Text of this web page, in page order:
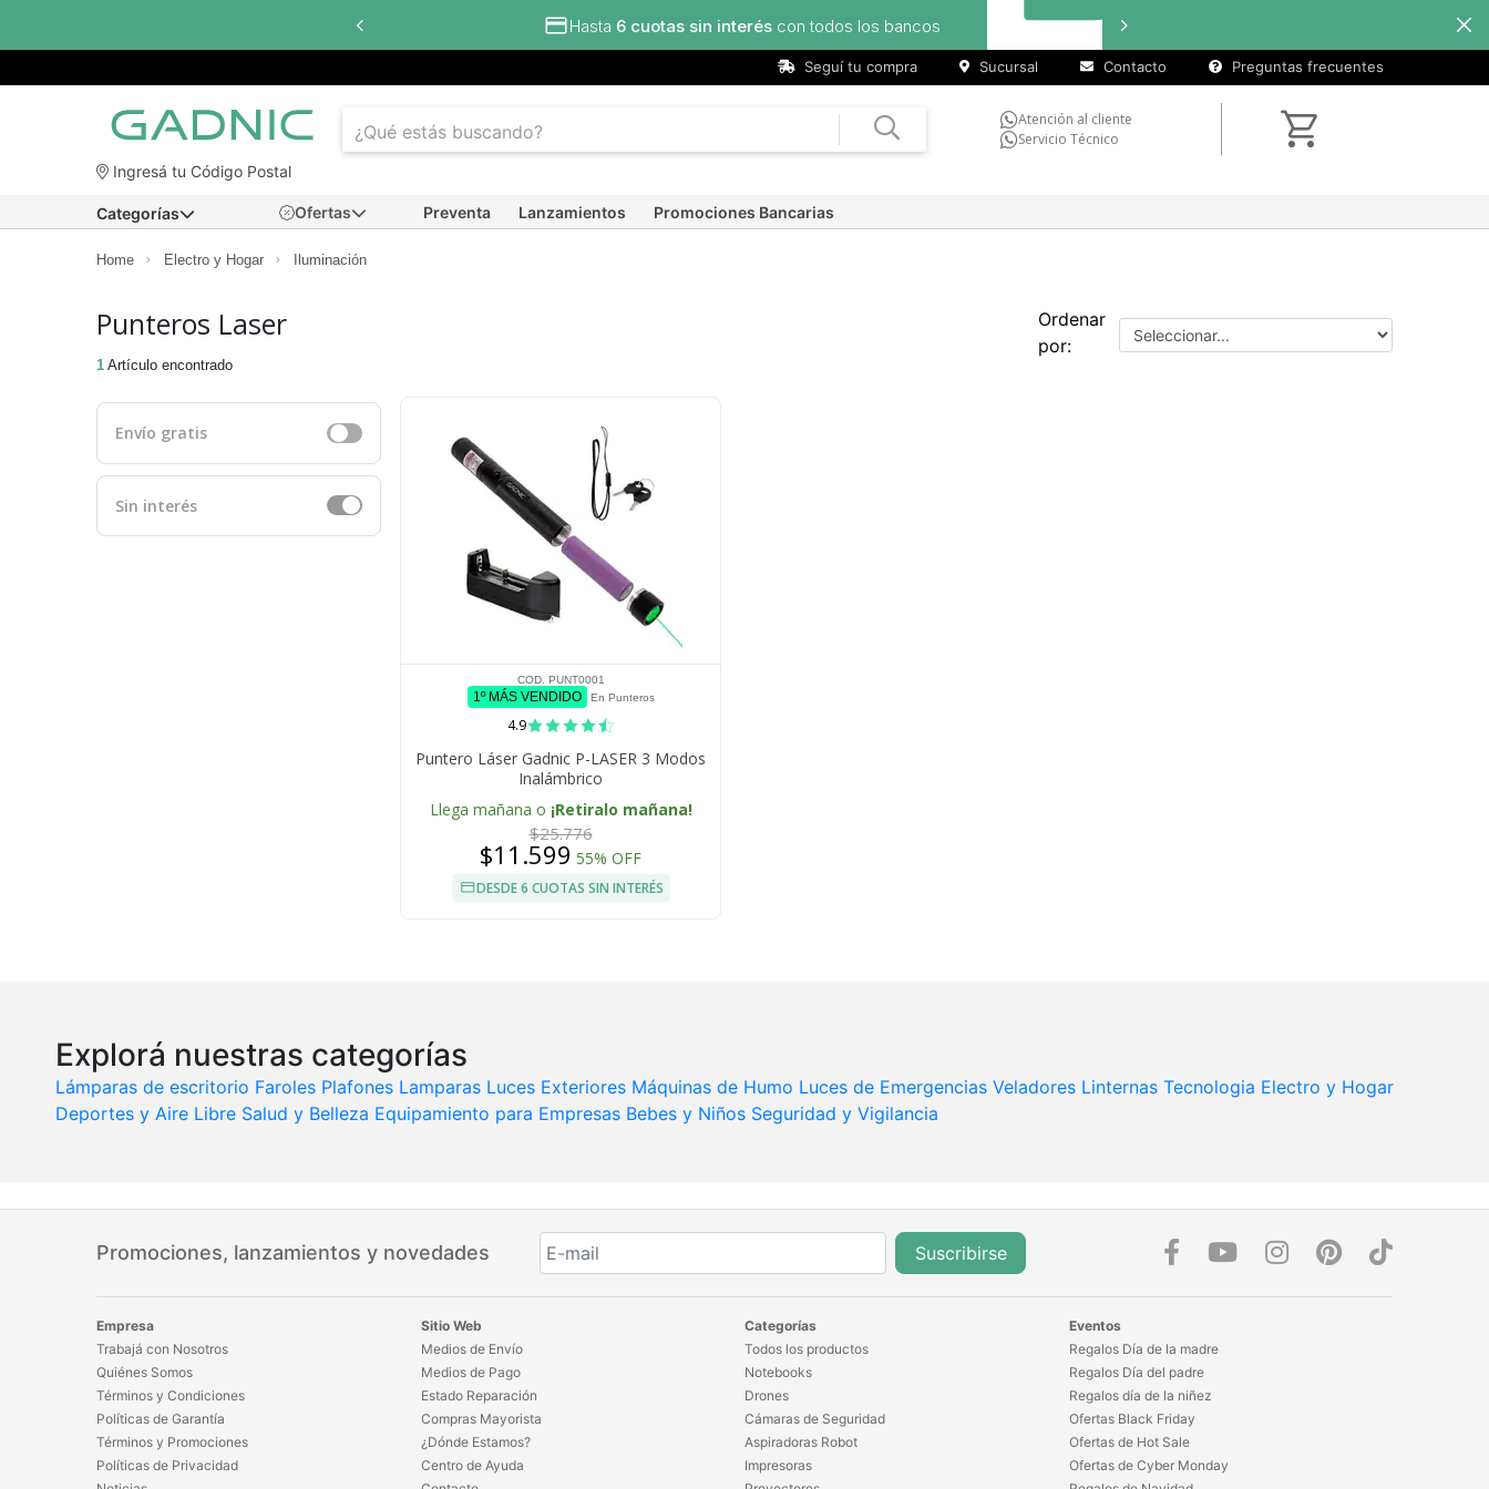
Hasta 6 cuotas sin interés con todos los bancos
Seguí tu compra Sucursal Contacto Preguntas frecuentes
Atención al cliente
Servicio Técnico
Ingresá tu Código Postal
Ofertas Preventa Lanzamientos Promociones Bancarias
Categorías
Home Electro y Hogar Iluminación
Punteros Laser
1 Artículo encontrado
Envío gratis
Sin interés
Ordenar
por:
COD. PUNT0001
1º MÁS VENDIDO En Punteros
4.9
Puntero Láser Gadnic P-LASER 3 Modos
Inalámbrico
Llega mañana o ¡Retiralo mañana!
$25.776
$11.599 55% OFF
DESDE 6 CUOTAS SIN INTERÉS
Explorá nuestras categorías
Lámparas de escritorio Faroles Plafones Lamparas Luces Exteriores Máquinas de Humo Luces de Emergencias Veladores Linternas Tecnologia Electro y Hogar
Deportes y Aire Libre Salud y Belleza Equipamiento para Empresas Bebes y Niños Seguridad y Vigilancia
Promociones, lanzamientos y novedades Suscribirse
Empresa
Trabajá con Nosotros
Quiénes Somos
Términos y Condiciones
Políticas de Garantía
Términos y Promociones
Políticas de Privacidad
Sitio Web
Medios de Envío
Medios de Pago
Estado Reparación
Compras Mayorista
¿Dónde Estamos?
Centro de Ayuda
Categorías
Todos los productos
Notebooks
Drones
Cámaras de Seguridad
Aspiradoras Robot
Impresoras
Eventos
Regalos Día de la madre
Regalos Día del padre
Regalos día de la niñez
Ofertas Black Friday
Ofertas de Hot Sale
Ofertas de Cyber Monday